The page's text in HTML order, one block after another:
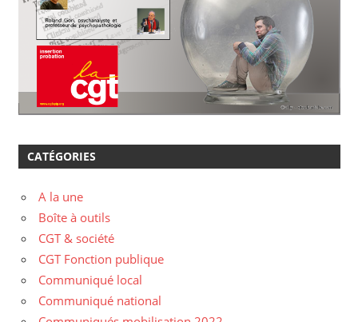
CATÉGORIES
A la une
Boîte à outils
CGT & société
CGT Fonction publique
Communiqué local
Communiqué national